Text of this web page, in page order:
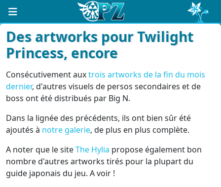
Des artworks pour Twilight
Princess, encore
Consécutivement auxtrois artworks de la fin du mois
dernier, d'autres visuels de persos secondaires et de
boss ont été distribués par Big N.
Dans la lignée des précédents, ils ont bien sûr été
ajoutés à notre galerie, de plus en plus complète.
A noter que le siteThe Hylia propose également bon
nombre d'autres artworks tirés pour la plupart du
guide japonais du jeu. A voir !